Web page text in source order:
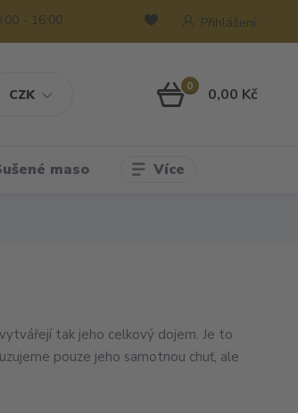
CZK
Přihlášení
- 16:00
0 0,00 Kč
maso Více
tak jeho celkový dojem. Je to
pouze jeho samotnou chuť, ale